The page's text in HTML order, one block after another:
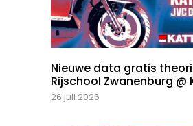
Nieuwe data gratis
Rijschool Zwanenburg @
26 juli 2026